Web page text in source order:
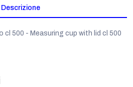
Descrizione
cl 500 - Measuring cup with lid cl 500